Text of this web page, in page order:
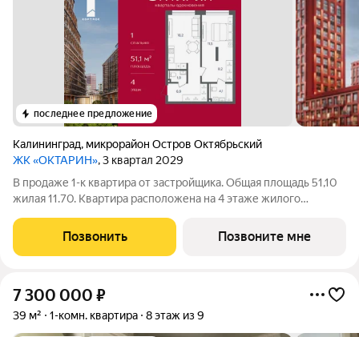
последнее предложение
Калининград, микрорайон Остров Октябрьский
ЖК «ОКТАРИН», 3 квартал 2029
В продаже 1-к квартира от застройщика. Общая площадь 51,10
жилая 11.70. Квартира расположена на 4 этаже жилого
года. ОКТАРИН - масштабный жилой квартал площадью 7
гектаров, расположенный
Позвонить Позвоните мне
7 300 000 ₽
39 м² 1-комн. квартира 8 этаж из 9